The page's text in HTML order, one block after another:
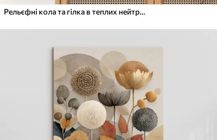
✓Яскраві, насичені кольори
Поверхня з текстурою полотна
Екологічний матеріал
Рельєфні кола та гілка в теплих нейтральних тонах